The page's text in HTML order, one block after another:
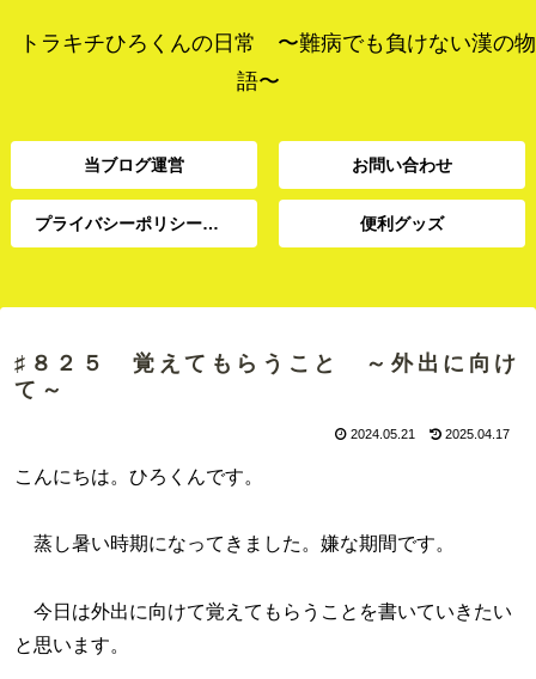
トラキチひろくんの日常 〜難病でも負けない漢の物
語〜
当ブログ運営 お問い合わせ
プライバシーポリシー、免責事項 便利グッズ
♯８２５ 覚えてもらうこと ～外出に向け
て～
2024.05.21 2025.04.17
こんにちは。ひろくんです。
蒸し暑い時期になってきました。嫌な期間です。
今日は外出に向けて覚えてもらうことを書いていきたい
と思います。